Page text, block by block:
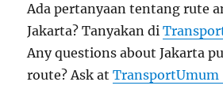
Ada pertanyaan tentang rute
Jakarta? Tanyakan di
Any questions about Jakarta
route? Ask atTransportUmum